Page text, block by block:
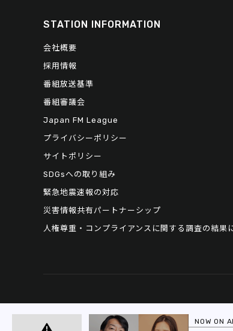
NOW ON
STATION INFORMATION
会社概要
採用情報
番組放送基準
番組審議会
Japan FM League
プライバシーポリシー
サイトポリシー
SDGsへの取り組み
緊急地震速報の対応
災害情報共有パートナーシップ
人権尊重・コンプライアンスに関する調査の結果